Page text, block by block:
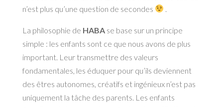
n’est plus qu’une question de secondes
La philosophie de HABAse base sur un principe
simple : les enfants sont ce que nous avons de plus
important. Leur transmettre des valeurs
fondamentales, les éduquer pour qu’ils deviennent
des êtres autonomes, créatifs et ingénieux n’est pas
uniquement la tâche des parents. Les enfants